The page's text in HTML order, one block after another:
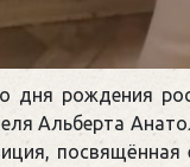
рождения
Альберта
посвящённая